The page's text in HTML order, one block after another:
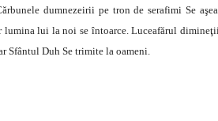
dumnezeirii pe tron de serafimi Se
lumina lui la noi se întoarce. Luceafărul
Sfântul Duh Se trimite la oameni.